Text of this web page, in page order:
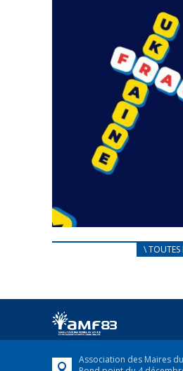
CARNET D’ACCUEIL
Afin d’accompagner au
FEUILLETER
\ TOUTES
Association des Maires